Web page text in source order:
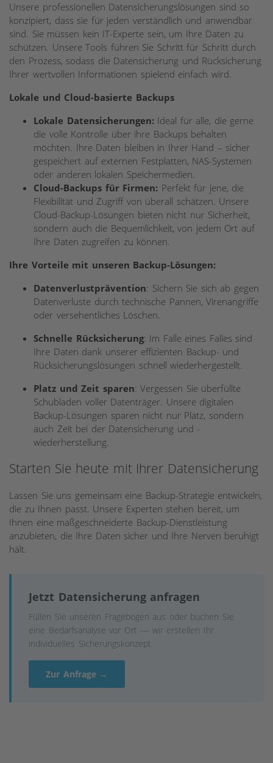
Unsere professionellen Datensicherungslösungen sind so
konzipiert, dass sie für jeden verständlich und anwendbar
sind. Sie müssen kein IT-Experte sein, um Ihre Daten zu
schützen. Unsere Tools führen Sie Schritt für Schritt durch
den Prozess, sodass die Datensicherung und Rücksicherung
Ihrer wertvollen Informationen spielend einfach wird.
Lokale und Cloud-basierte Backups
Lokale Datensicherungen:Ideal für alle, die gerne
die volle Kontrolle über ihre Backups behalten
möchten. Ihre Daten bleiben in Ihrer Hand – sicher
gespeichert auf externen Festplatten, NAS-Systemen
oder anderen lokalen Speichermedien.
Cloud-Backups für Firmen: Perfekt für jene, die
Flexibilität und Zugriff von überall schätzen. Unsere
Cloud-Backup-Lösungen bieten nicht nur Sicherheit,
sondern auch die Bequemlichkeit, von jedem Ort auf
Ihre Daten zugreifen zu können.
Ihre Vorteile mit unseren Backup-Lösungen:
Datenverlustprävention: Sichern Sie sich ab gegen
Datenverluste durch technische Pannen, Virenangriffe
oder versehentliches Löschen.
Schnelle Rücksicherung: Im Falle eines Falles sind
Ihre Daten dank unserer effizienten Backup- und
Rücksicherungslösungen schnell wiederhergestellt.
Platz und Zeit sparen: Vergessen Sie überfüllte
Schubladen voller Datenträger. Unsere digitalen
Backup-Lösungen sparen nicht nur Platz, sondern
auch Zeit bei der Datensicherung und -
wiederherstellung.
Starten Sie heute mit Ihrer Datensicherung
Lassen Sie uns gemeinsam eine Backup-Strategie entwickeln,
die zu Ihnen passt. Unsere Experten stehen bereit, um
Ihnen eine maßgeschneiderte Backup-Dienstleistung
anzubieten, die Ihre Daten sicher und Ihre Nerven beruhigt
hält.
Jetzt Datensicherung anfragen
Füllen Sie unseren Fragebogen aus oder buchen Sie
eine Bedarfsanalyse vor Ort — wir erstellen Ihr
individuelles Sicherungskonzept.
Zur Anfrage →